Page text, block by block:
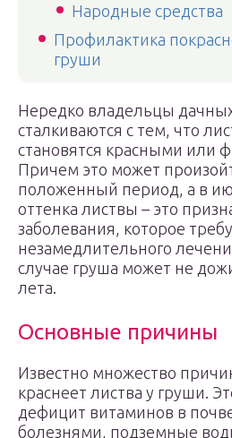
Народные средства
Профилактика
груши
Нередко владельцы
сталкиваются с тем, что
становятся красными или
Причем это может
положенный период, а в
оттенка листвы – это
заболевания, которое
незамедлительного
случае груша может не
лета.
Основные причины
Известно множество
краснеет листва у груши.
дефицит витаминов в
болезнями, подземные